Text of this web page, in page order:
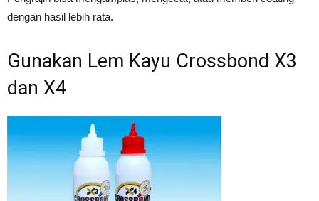
dengan hasil lebih rata.
Gunakan Lem Kayu Crossbond X3
dan X4